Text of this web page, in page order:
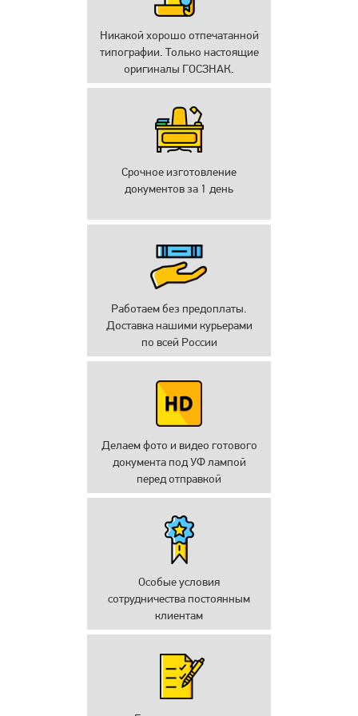
Никакой хорошо отпечатанной
типографии. Только настоящие
оригиналы ГОСЗНАК.
Срочное изготовление
документов за 1 день
Работаем без предоплаты.
Доставка нашими курьерами
по всей России
Делаем фото и видео готового
документа под УФ лампой
перед отправкой
Особые условия
сотрудничества постоянным
клиентам